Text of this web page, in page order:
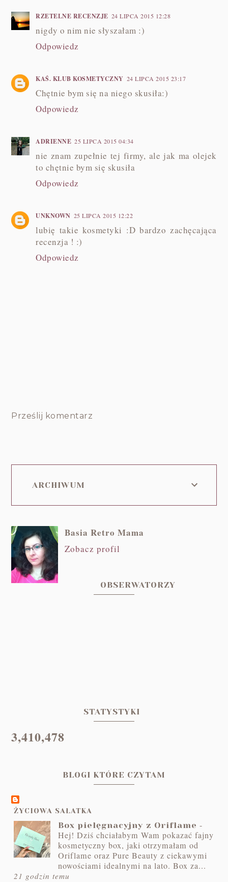
RZETELNE RECENZJE 24 LIPCA 2015 12:28
nigdy o nim nie słyszałam :)
Odpowiedz
KAŚ. KLUB KOSMETYCZNY 24 LIPCA 2015 23:17
Chętnie bym się na niego skusiła:)
Odpowiedz
ADRIENNE 25 LIPCA 2015 04:34
nie znam zupełnie tej firmy, ale jak ma olejek
to chętnie bym się skusiła
Odpowiedz
UNKNOWN 25 LIPCA 2015 12:22
lubię takie kosmetyki :D bardzo zachęcająca
recenzja ! :)
Odpowiedz
Prześlij komentarz
ARCHIWUM
Basia Retro Mama
Zobacz profil
OBSERWATORZY
STATYSTYKI
3,410,478
BLOGI KTÓRE CZYTAM
ŻYCIOWA SAŁATKA
Box pielęgnacyjny z Oriflame -
Hej! Dziś chciałabym Wam pokazać fajny
kosmetyczny box, jaki otrzymałam od
Oriflame oraz Pure Beauty z ciekawymi
nowościami idealnymi na lato. Box za...
21 godzin temu